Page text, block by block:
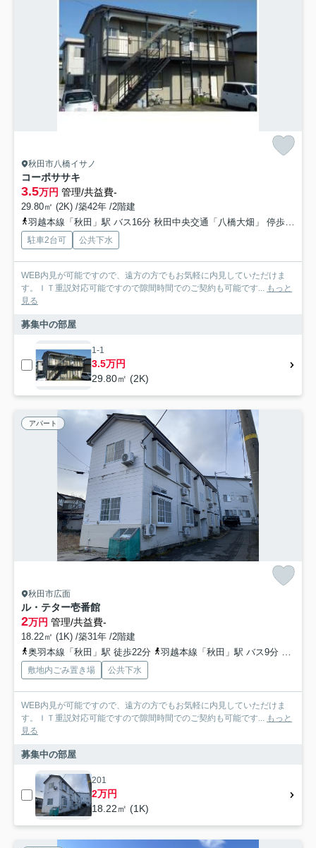
秋田市八橋イサノ
コーポササキ
3.5万円 管理/共益費-
29.80㎡ (2K) /築42年 /2階建
羽越本線「秋田」駅 バス16分 秋田中央交通「八橋大畑」 停歩9分
駐車2台可 公共下水
WEB内見が可能ですので、遠方の方でもお気軽に内見していただけま
す。ＩＴ重説対応可能ですので隙間時間でのご契約も可能です... もっと
見る
募集中の部屋
1-1
3.5万円
29.80㎡ (2K)
アパート
秋田市広面
ル・テター壱番館
2万円 管理/共益費-
18.22㎡ (1K) /築31年 /2階建
奥羽本線「秋田」駅 徒歩22分
羽越本線「秋田」駅 バス9分 秋田中央交通「野崎［手形］」 停歩4分
敷地内ごみ置き場 公共下水
WEB内見が可能ですので、遠方の方でもお気軽に内見していただけま
す。ＩＴ重説対応可能ですので隙間時間でのご契約も可能です... もっと
見る
募集中の部屋
201
2万円
18.22㎡ (1K)